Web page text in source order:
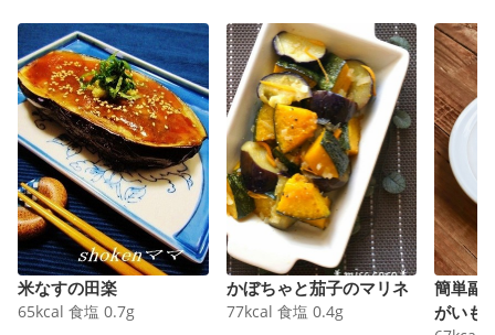
米なすの田楽
65kcal 食塩 0.7g
かぼちゃと茄子のマリネ
77kcal 食塩 0.4g
簡単副
がいも